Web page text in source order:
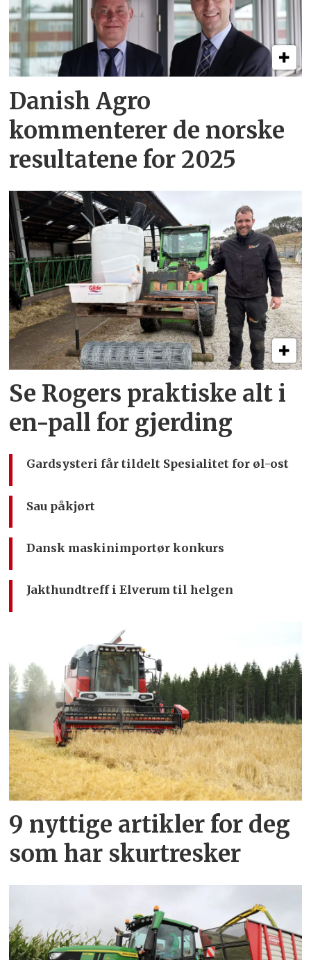
Danish Agro
kommenterer de norske
resultatene for 2025
Se Rogers praktiske alt i
en-pall for gjerding
Gardsysteri får tildelt Spesialitet for øl-ost
Sau påkjørt
Dansk maskinimportør konkurs
Jakthundtreff i Elverum til helgen
9 nyttige artikler for deg
som har skurtresker